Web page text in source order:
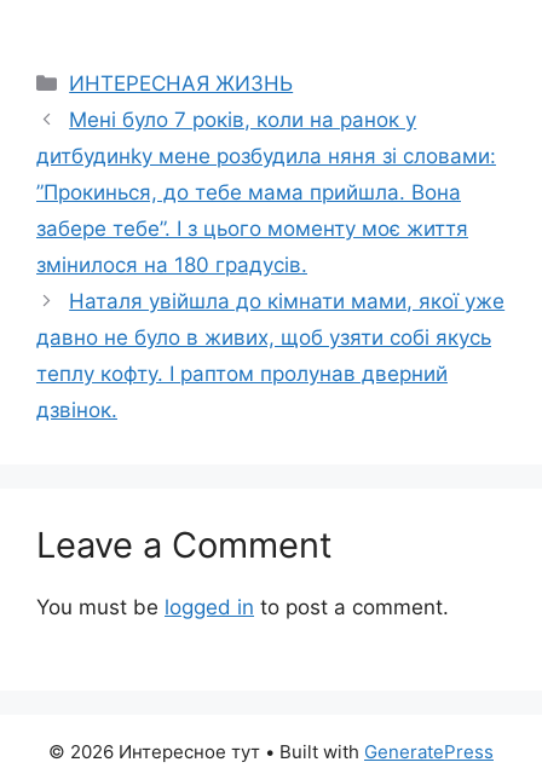
Categories
ИНТЕРЕСНАЯ ЖИЗНЬ
Мені було 7 років, коли на ранок у
дитбудинkу мене розбудила няня зі словами:
”Прокинься, до тебе мама прийшла. Вона
забере тебе”. І з цього моменту моє життя
змінилося на 180 градусів.
Наталя увійшла до кімнати мами, якої уже
давно не було в живих, щоб узяти собі якусь
теплу кофту. І раптом пролунав дверний
дзвінок.
Leave a Comment
You must be logged in to post a comment.
© 2026 Интересное тут • Built with GeneratePress